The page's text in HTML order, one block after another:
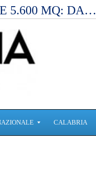
5.600 MQ: DA…
CALABRIA